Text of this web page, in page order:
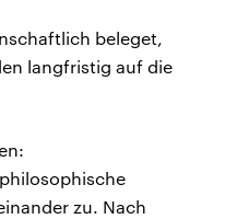
beleget,
langfristig auf die
zu. Nach